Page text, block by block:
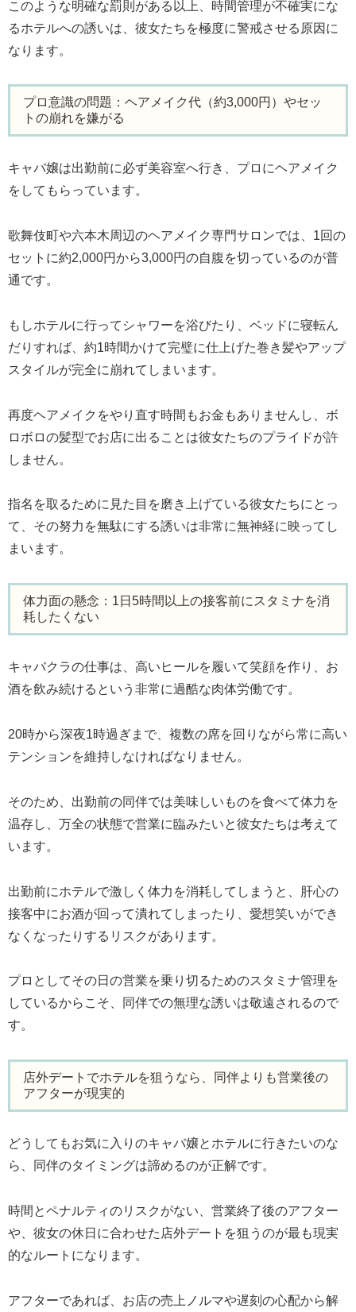
このような明確な罰則がある以上、時間管理が不確実にな
るホテルへの誘いは、彼女たちを極度に警戒させる原因に
なります。
プロ意識の問題：ヘアメイク代（約3,000円）やセッ
トの崩れを嫌がる
キャバ嬢は出勤前に必ず美容室へ行き、プロにヘアメイク
をしてもらっています。
歌舞伎町や六本木周辺のヘアメイク専門サロンでは、1回の
セットに約2,000円から3,000円の自腹を切っているのが普
通です。
もしホテルに行ってシャワーを浴びたり、ベッドに寝転ん
だりすれば、約1時間かけて完璧に仕上げた巻き髪やアップ
スタイルが完全に崩れてしまいます。
再度ヘアメイクをやり直す時間もお金もありませんし、ボ
ロボロの髪型でお店に出ることは彼女たちのプライドが許
しません。
指名を取るために見た目を磨き上げている彼女たちにとっ
て、その努力を無駄にする誘いは非常に無神経に映ってし
まいます。
体力面の懸念：1日5時間以上の接客前にスタミナを消
耗したくない
キャバクラの仕事は、高いヒールを履いて笑顔を作り、お
酒を飲み続けるという非常に過酷な肉体労働です。
20時から深夜1時過ぎまで、複数の席を回りながら常に高い
テンションを維持しなければなりません。
そのため、出勤前の同伴では美味しいものを食べて体力を
温存し、万全の状態で営業に臨みたいと彼女たちは考えて
います。
出勤前にホテルで激しく体力を消耗してしまうと、肝心の
接客中にお酒が回って潰れてしまったり、愛想笑いができ
なくなったりするリスクがあります。
プロとしてその日の営業を乗り切るためのスタミナ管理を
しているからこそ、同伴での無理な誘いは敬遠されるので
す。
店外デートでホテルを狙うなら、同伴よりも営業後の
アフターが現実的
どうしてもお気に入りのキャバ嬢とホテルに行きたいのな
ら、同伴のタイミングは諦めるのが正解です。
時間とペナルティのリスクがない、営業終了後のアフター
や、彼女の休日に合わせた店外デートを狙うのが最も現実
的なルートになります。
アフターであれば、お店の売上ノルマや遅刻の心配から解